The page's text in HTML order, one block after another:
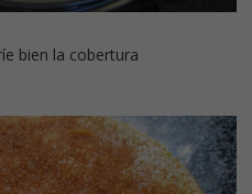
bien la cobertura